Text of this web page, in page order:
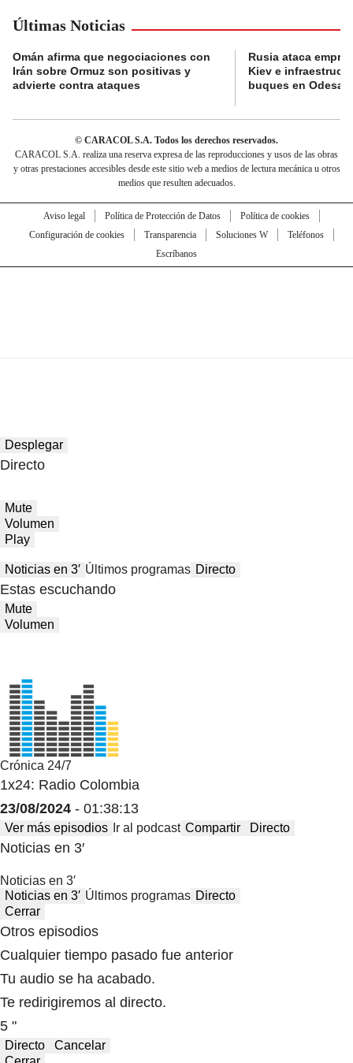
Últimas Noticias
Omán afirma que negociaciones con
Irán sobre Ormuz son positivas y
advierte contra ataques
Rusia ataca
Kiev e
buques en Odesa
© CARACOL S.A. Todos los derechos reservados.
CARACOL S.A. realiza una reserva expresa de las reproducciones y usos de las obras
y otras prestaciones accesibles desde este sitio web a medios de lectura mecánica u otros
medios que resulten adecuados.
Aviso legal Política de Protección de Datos
Política de cookies
Configuración de cookies
Transparencia Soluciones W
Teléfonos
Escríbanos
Desplegar
Directo
Mute
Volumen
Play
Noticias en 3′ Últimos programas Directo
Estas escuchando
Mute
Volumen
Crónica 24/7
1x24: Radio Colombia
23/08/2024 - 01:38:13
Ver más episodios Ir al podcast Compartir Directo
Noticias en 3′
Noticias en 3′
Noticias en 3′ Últimos programas Directo
Cerrar
Otros episodios
Cualquier tiempo pasado fue anterior
Tu audio se ha acabado.
Te redirigiremos al directo.
5 "
Directo
Cancelar